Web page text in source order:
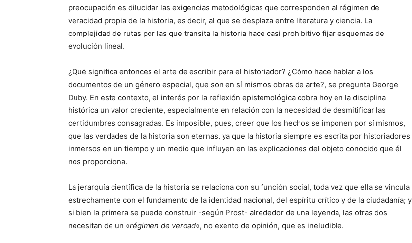
preocupación es dilucidar las exigencias metodológicas que corresponden al régimen de
veracidad propia de la historia, es decir, al que se desplaza entre literatura y ciencia. La
complejidad de rutas por las que transita la historia hace casi prohibitivo fijar esquemas de
evolución lineal.
¿Qué significa entonces el arte de escribir para el historiador? ¿Cómo hace hablar a los
documentos de un género especial, que son en sí mismos obras de arte?, se pregunta George
Duby. En este contexto, el interés por la reflexión epistemológica cobra hoy en la disciplina
histórica un valor creciente, especialmente en relación con la necesidad de desmitificar las
certidumbres consagradas. Es imposible, pues, creer que los hechos se imponen por sí mismos,
que las verdades de la historia son eternas, ya que la historia siempre es escrita por historiadores
inmersos en un tiempo y un medio que influyen en las explicaciones del objeto conocido que él
nos proporciona.
La jerarquía científica de la historia se relaciona con su función social, toda vez que ella se vincula
estrechamente con el fundamento de la identidad nacional, del espíritu crítico y de la ciudadanía; y
si bien la primera se puede construir -según Prost- alrededor de una leyenda, las otras dos
necesitan de un «régimen de verdad«, no exento de opinión, que es ineludible.